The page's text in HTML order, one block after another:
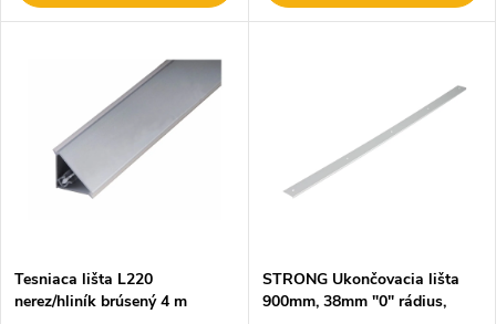
Tesniaca lišta L220
nerez/hliník brúsený 4 m
STRONG Ukončovacia lišta
900mm, 38mm "0" rádius,